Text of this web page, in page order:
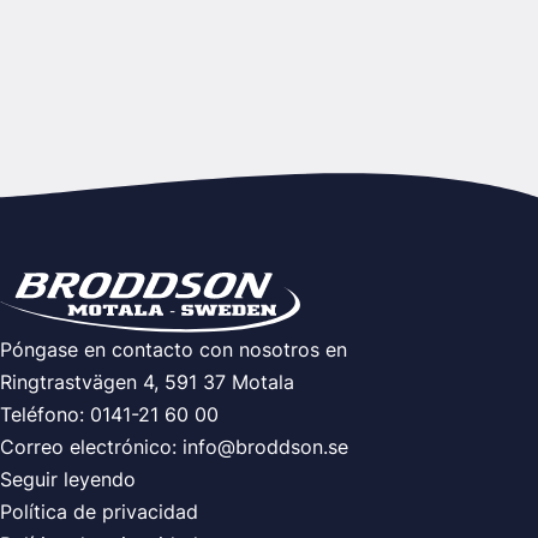
Póngase en contacto con nosotros en
Ringtrastvägen 4, 591 37 Motala
Teléfono: 0141-21 60 00
Correo electrónico: info@broddson.se
Seguir leyendo
Política de privacidad